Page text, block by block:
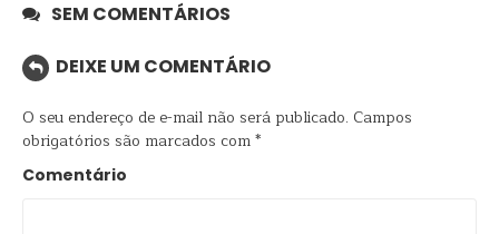
SEM COMENTÁRIOS
DEIXE UM COMENTÁRIO
O seu endereço de e-mail não será publicado. Campos
obrigatórios são marcados com*
Comentário